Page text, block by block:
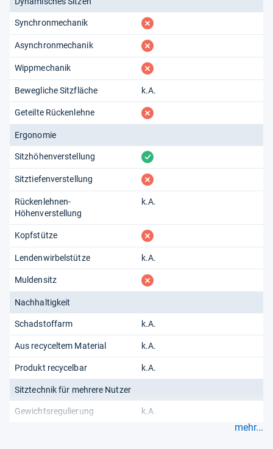
Synchronmechanik fehlt
Asynchronmechanik fehlt
Wippmechanik fehlt
Bewegliche Sitzfläche k.A.
Geteilte Rückenlehne fehlt
Ergonomie
Sitzhöhenverstellung vorhanden
Sitztiefenverstellung fehlt
Rückenlehnen-
Höhenverstellung
k.A.
Kopfstütze fehlt
Lendenwirbelstütze k.A.
Muldensitz fehlt
Nachhaltigkeit
Schadstoffarm k.A.
Aus recyceltem Material k.A.
Produkt recycelbar k.A.
Sitztechnik für mehrere Nutzer
Gewichtsregulierung k.A.
mehr...